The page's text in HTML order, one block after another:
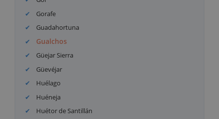
Gorafe
Guadahortuna
Gualchos
Güejar Sierra
Güevéjar
Huélago
Huéneja
Huétor de Santillán